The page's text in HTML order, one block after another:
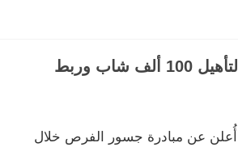
جسور الفرص.. مبادرة إماراتية–مصرية لتأهيل 100 ألف شاب وربط
أُعلن عن مبادرة جسور الفرص خلال